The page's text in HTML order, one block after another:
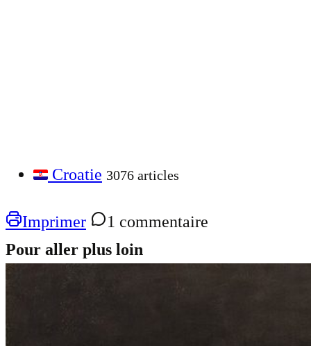
Croatie 3076 articles
Imprimer
1 commentaire
Pour aller plus loin